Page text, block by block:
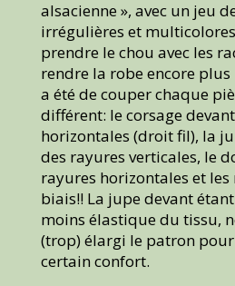
alsacienne », avec un jeu
irrégulières et
prendre le chou avec les
rendre la robe encore
a été de couper chaque
différent: le corsage
horizontales (droit fil), la
des rayures verticales, le
rayures horizontales et les
biais!! La jupe devant
moins élastique du tissu,
(trop) élargi le patron
certain confort.